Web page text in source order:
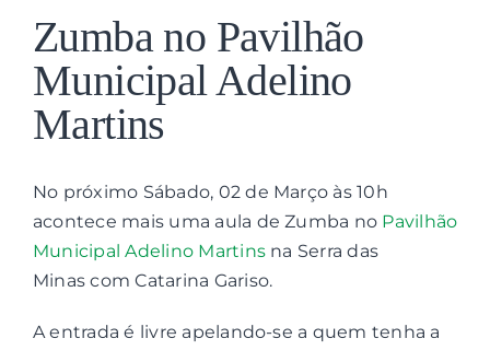
Balcão Digital
Contactos
Larger
Image
Zumba no Pavilhão
Municipal Adelino
Martins
No próximo Sábado, 02 de Março às 10h
acontece mais uma aula de Zumba no Pavilhão
Municipal Adelino Martins na Serra das
Minas com Catarina Gariso.
A entrada é livre apelando-se a quem tenha a